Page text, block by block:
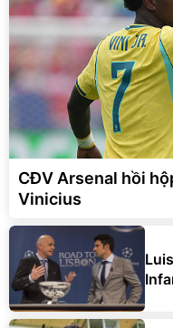
CĐV Arsenal hồi
Vinicius